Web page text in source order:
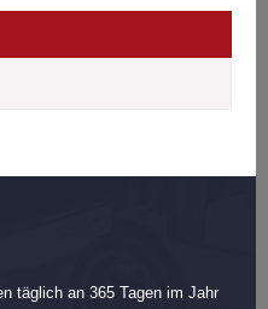
täglich an 365 Tagen im Jahr